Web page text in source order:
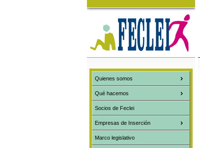
Quienes somos
Qué hacemos
Socios de Feclei
Empresas de Inserción
Marco legislativo